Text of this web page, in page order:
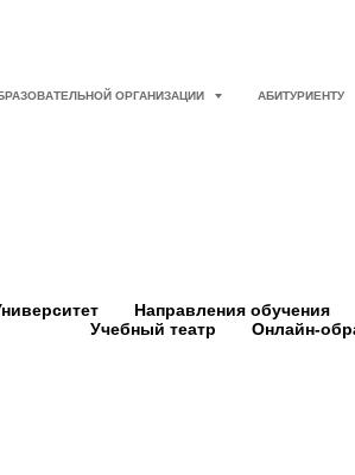
ОРГАНИЗАЦИИ АБИТУРИЕНТУ
Направления обучения
Учебный театр
Онлайн-